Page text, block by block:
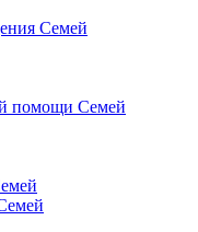
Семей
помощи Семей